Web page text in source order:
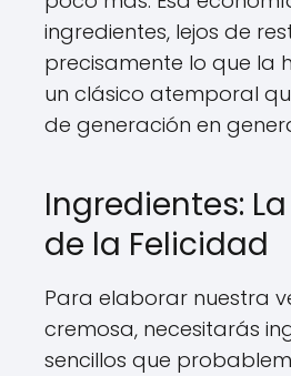
ingredientes, lejos de
precisamente lo que la
un clásico atemporal
de generación en
Ingredientes:
de la Felicidad
Para elaborar nuestra
cremosa, necesitarás
sencillos que